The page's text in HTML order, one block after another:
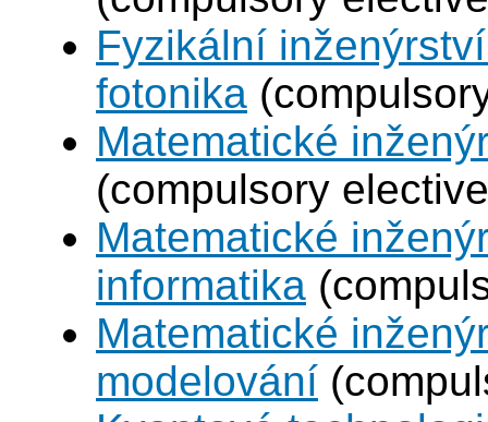
Fyzikální
fotonika
Matematické
(compulsory
Matematické
informatika
Matematické
modelování